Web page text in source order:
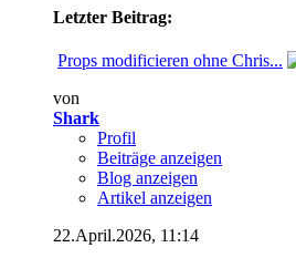
Letzter Beitrag:
Props modificieren ohne Chris...
von
Shark
Profil
Beiträge anzeigen
Blog anzeigen
Artikel anzeigen
22.April.2026, 11:14